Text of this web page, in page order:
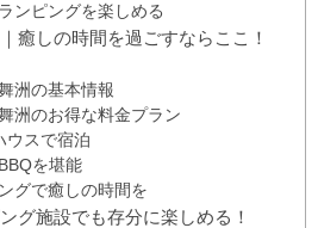
ンピングを楽しめる
癒しの時間を過ごすならここ！
洲の基本情報
洲のお得な料金プラン
ウスで宿泊
を堪能
グで癒しの時間を
グ施設でも存分に楽しめる！